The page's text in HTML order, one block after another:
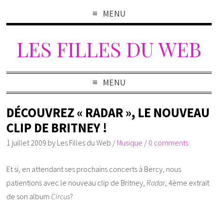
MENU
LES FILLES DU WEB
MENU
DÉCOUVREZ « RADAR », LE NOUVEAU
CLIP DE BRITNEY !
1 juillet 2009 by Les Filles du Web / Musique / 0 comments
Et si, en attendant ses prochains concerts à Bercy, nous
patientions avec le nouveau clip de Britney,Radar, 4ème extrait
de son album Circus?